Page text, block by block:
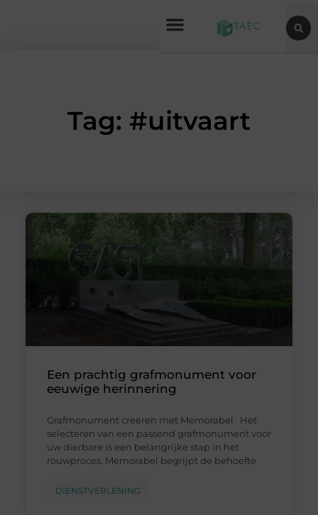
Tag: #uitvaart
Een prachtig grafmonument voor
eeuwige herinnering
Grafmonument creëren met Memorabel Het
selecteren van een passend grafmonument voor
uw dierbare is een belangrijke stap in het
rouwproces. Memorabel begrijpt de behoefte
DIENSTVERLENING